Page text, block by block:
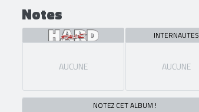
Notes
AUCUNE
INTERNAUTES
AUCUNE
NOTEZ CET ALBUM !